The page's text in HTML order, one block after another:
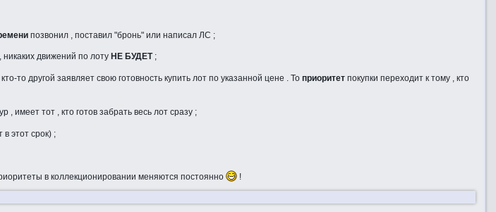
позвонил , поставил "бронь" или написал ЛС ;
движений по лоту НЕ БУДЕТ;
то другой заявляет свою готовность купить лот по указанной цене . То приоритетпокупки переходит к тому , кто
имеет тот , кто готов забрать весь лот сразу ;
в этот срок) ;
в коллекционировании меняются постоянно !